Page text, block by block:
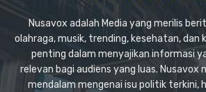
Nusavox adalah Media yang merilis
olahraga, musik, trending, kesehatan, dan
penting dalam menyajikan informasi
relevan bagi audiens yang luas. Nusavox
mendalam mengenai isu politik terkini,